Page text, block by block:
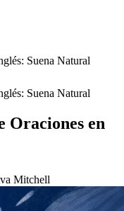
Suena Natural
Suena Natural
Oraciones en
Mitchell